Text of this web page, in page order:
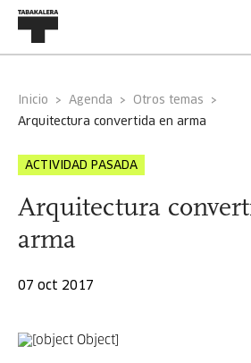
Inicio Agenda
Otros temas
arquitectura convertida en arma
ACTIVIDAD PASADA
Arquitectura
arma
07 oct 2017